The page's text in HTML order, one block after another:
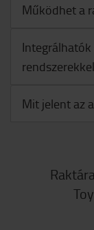
Működhet a
Integrálhatók
Mit jelent az